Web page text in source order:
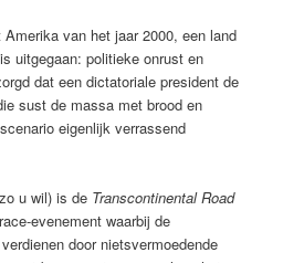
van het jaar 2000, een land
uitgegaan: politieke onrust en
dat een dictatoriale president de
sust de massa met brood en
eigenlijk verrassend
u wil) is de Transcontinental Road
evenement waarbij de
door nietsvermoedende